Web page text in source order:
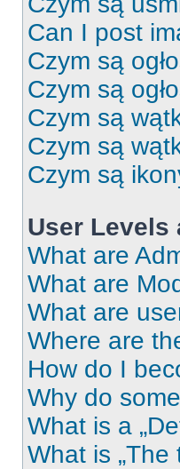
Can I post
Czym są
Czym są
Czym są
Czym są
Czym są
User Levels
What are
What are
What are
Where are
How do I
Why do
What is a
What is „The